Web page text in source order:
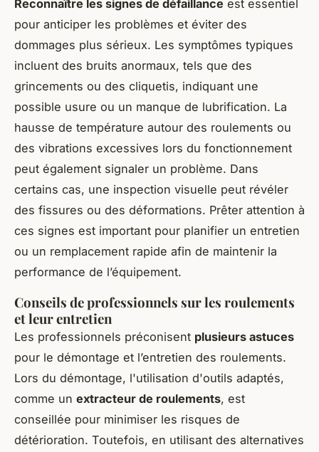
Reconnaître les signes de défaillance est essentiel
pour anticiper les problèmes et éviter des
dommages plus sérieux. Les symptômes typiques
incluent des bruits anormaux, tels que des
grincements ou des cliquetis, indiquant une
possible usure ou un manque de lubrification. La
hausse de température autour des roulements ou
des vibrations excessives lors du fonctionnement
peut également signaler un problème. Dans
certains cas, une inspection visuelle peut révéler
des fissures ou des déformations. Prêter attention à
ces signes est important pour planifier un entretien
ou un remplacement rapide afin de maintenir la
performance de l’équipement.
Conseils de professionnels sur les roulements
et leur entretien
Les professionnels préconisent plusieurs astuces
pour le démontage et l’entretien des roulements.
Lors du démontage, l'utilisation d'outils adaptés,
comme un extracteur de roulements, est
conseillée pour minimiser les risques de
détérioration. Toutefois, en utilisant des alternatives